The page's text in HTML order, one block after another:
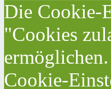
Die Cookie-
"Cookies
Cookie-